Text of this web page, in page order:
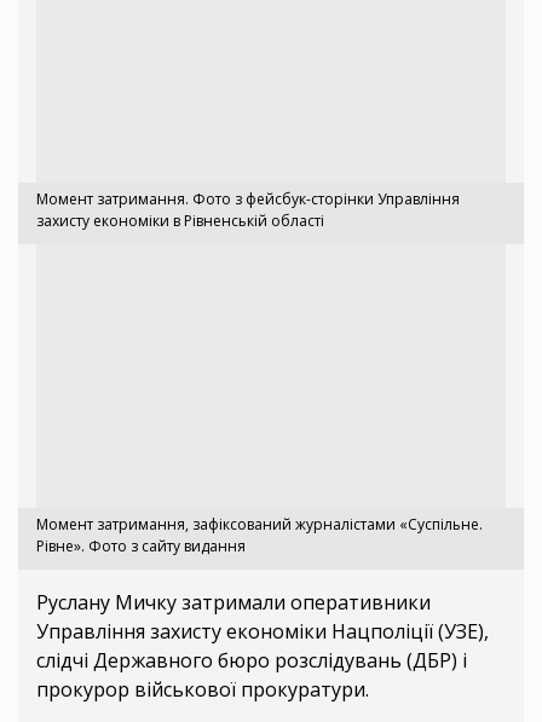
Момент затримання. Фото з фейсбук-сторінки Управління
захисту економіки в Рівненській області
Момент затримання, зафіксований журналістами «Суспільне.
Рівне». Фото з сайту видання
Руслану Мичку затримали оперативники
Управління захисту економіки Нацполіції (УЗЕ),
слідчі Державного бюро розслідувань (ДБР) і
прокурор військової прокуратури.